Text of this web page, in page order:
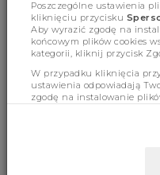
Poszczególne ustawienia
kliknięciu przycisku
Aby wyrazić zgodę na
końcowym plików cookies
kategorii, kliknij przycisk
W przypadku kliknięcia
ustawienia odpowiadają
zgodę na instalowanie